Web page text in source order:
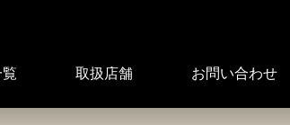
取扱店舗 お問い合わせ